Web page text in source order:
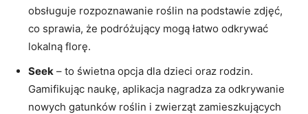
obsługuje ⁢rozpoznawanie‍ roślin na ⁣podstawie⁤ zdjęć,
co sprawia, że podróżujący mogą łatwo odkrywać‍
lokalną florę.
Seek – to świetna opcja dla dzieci​ oraz rodzin.
Gamifikując naukę, ‌aplikacja nagradza ​za odkrywanie⁢
nowych gatunków roślin i zwierząt zamieszkujących‌